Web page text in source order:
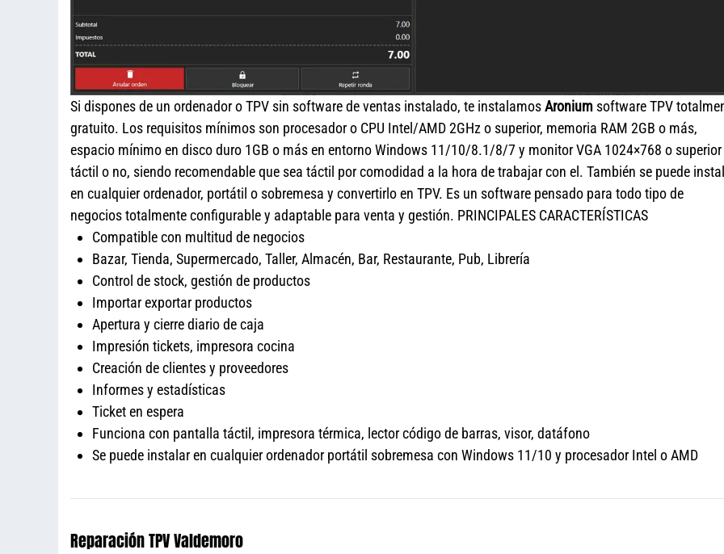
Si dispones de un ordenador o TPV sin software de ventas instalado, te instalamosAronium software TPV
gratuito. Los requisitos mínimos son procesador o CPU Intel/AMD 2GHz o superior, memoria RAM 2GB o más,
espacio mínimo en disco duro 1GB o más en entorno Windows 11/10/8.1/8/7 y monitor VGA 1024×768 o superior
táctil o no, siendo recomendable que sea táctil por comodidad a la hora de trabajar con el. También se puede
en cualquier ordenador, portátil o sobremesa y convertirlo en TPV. Es un software pensado para todo tipo de
negocios totalmente configurable y adaptable para venta y gestión. PRINCIPALES CARACTERÍSTICAS
Compatible con multitud de negocios
Bazar, Tienda, Supermercado, Taller, Almacén, Bar, Restaurante, Pub, Librería
Control de stock, gestión de productos
Importar exportar productos
Apertura y cierre diario de caja
Impresión tickets, impresora cocina
Creación de clientes y proveedores
Informes y estadísticas
Ticket en espera
Funciona con pantalla táctil, impresora térmica, lector código de barras, visor, datáfono
Se puede instalar en cualquier ordenador portátil sobremesa con Windows 11/10 y procesador Intel o AMD
Reparación TPV Valdemoro